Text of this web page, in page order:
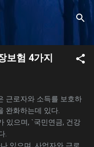
뛰기
보험 4가지
근로자와 소득를 보호하
완화하는데 있다.
있으며, `국민연금, 건강
.